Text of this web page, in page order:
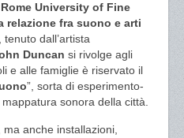
Rome University of Fine
relazione fra suono e arti
tenuto dall’artista
Duncan si rivolge agli
e alle famiglie è riservato il
”, sorta di esperimento-
sonora della città.
anche installazioni,